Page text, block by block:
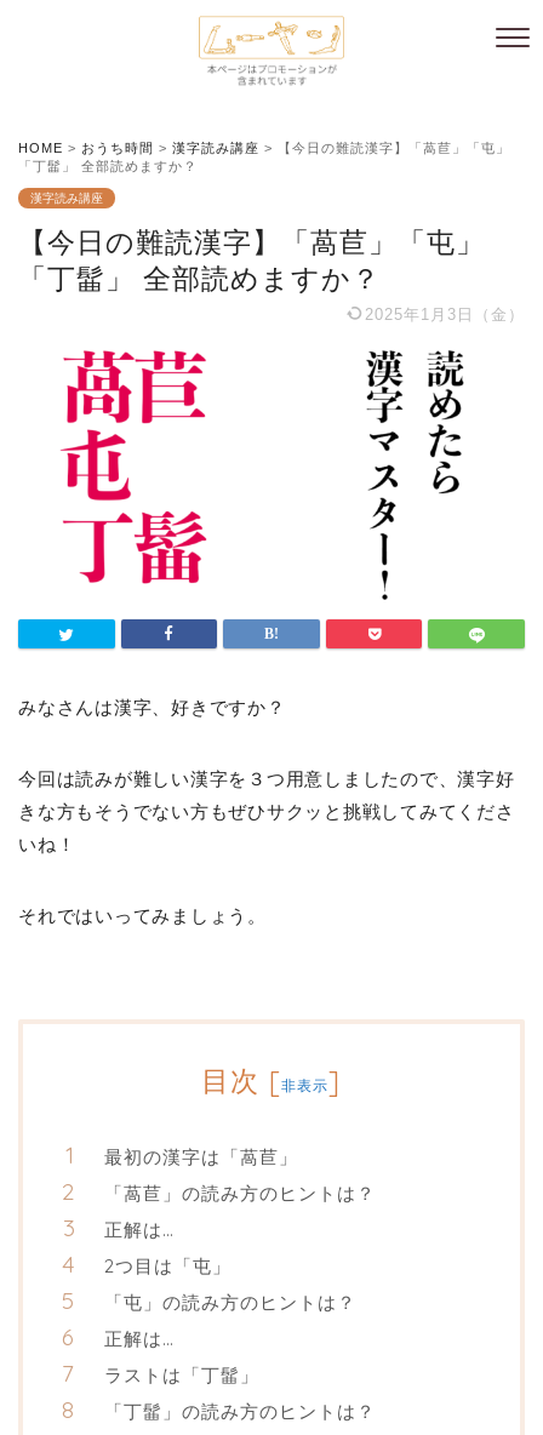
HOME > おうち時間 > 漢字読み講座 >
【今日の難読漢字】「萵苣」「屯」
「丁髷」 全部読めますか？
漢字読み講座
【今日の難読漢字】「萵苣」「屯」
「丁髷」 全部読めますか？
2025年1月3日（金）
みなさんは漢字、好きですか？
今回は読みが難しい漢字を３つ用意しましたので、漢字好
きな方もそうでない方もぜひサクッと挑戦してみてくださ
いね！
それではいってみましょう。
目次 [非表示]
最初の漢字は「萵苣」
「萵苣」の読み方のヒントは？
正解は…
2つ目は「屯」
「屯」の読み方のヒントは？
正解は…
ラストは「丁髷」
「丁髷」の読み方のヒントは？